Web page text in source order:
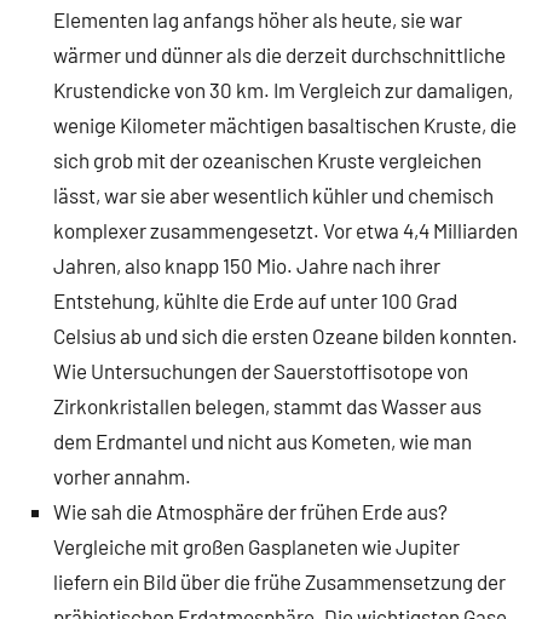
Elementen lag anfangs höher als heute, sie war
wärmer und dünner als die derzeit durchschnittliche
Krustendicke von 30 km. Im Vergleich zur damaligen,
wenige Kilometer mächtigen basaltischen Kruste, die
sich grob mit der ozeanischen Kruste vergleichen
lässt, war sie aber wesentlich kühler und chemisch
komplexer zusammengesetzt. Vor etwa 4,4 Milliarden
Jahren, also knapp 150 Mio. Jahre nach ihrer
Entstehung, kühlte die Erde auf unter 100 Grad
Celsius ab und sich die ersten Ozeane bilden konnten.
Wie Untersuchungen der Sauerstoffisotope von
Zirkonkristallen belegen, stammt das Wasser aus
dem Erdmantel und nicht aus Kometen, wie man
vorher annahm.
Wie sah die Atmosphäre der frühen Erde aus?
Vergleiche mit großen Gasplaneten wie Jupiter
liefern ein Bild über die frühe Zusammensetzung der